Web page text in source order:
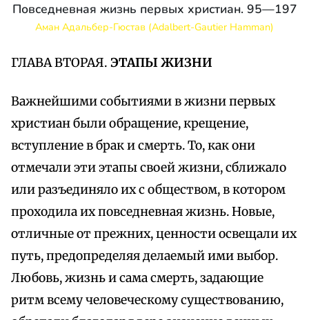
Повседневная жизнь первых христиан. 95—197
Аман Адальбер-Гюстав (Adalbert-Gautier Hamman)
ГЛАВА ВТОРАЯ. ЭТАПЫ ЖИЗНИ
Важнейшими событиями в жизни первых
христиан были обращение, крещение,
вступление в брак и смерть. То, как они
отмечали эти этапы своей жизни, сближало
или разъединяло их с обществом, в котором
проходила их повседневная жизнь. Новые,
отличные от прежних, ценности освещали их
путь, предопределяя делаемый ими выбор.
Любовь, жизнь и сама смерть, задающие
ритм всему человеческому существованию,